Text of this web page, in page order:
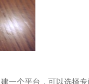
一个平台，可以选择